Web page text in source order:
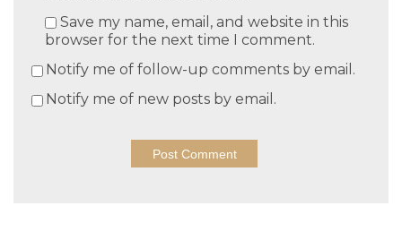
Save my name, email, and website in this
browser for the next time I comment.
Notify me of follow-up comments by email.
Notify me of new posts by email.